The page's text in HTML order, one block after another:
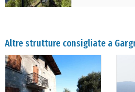
Altre strutture consigliate a